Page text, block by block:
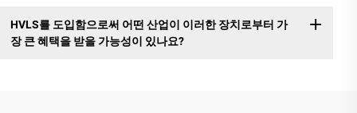
HVLS를 도입함으로써 어떤 산업이 이러한 장치로부터 가
장 큰 혜택을 받을 가능성이 있나요?